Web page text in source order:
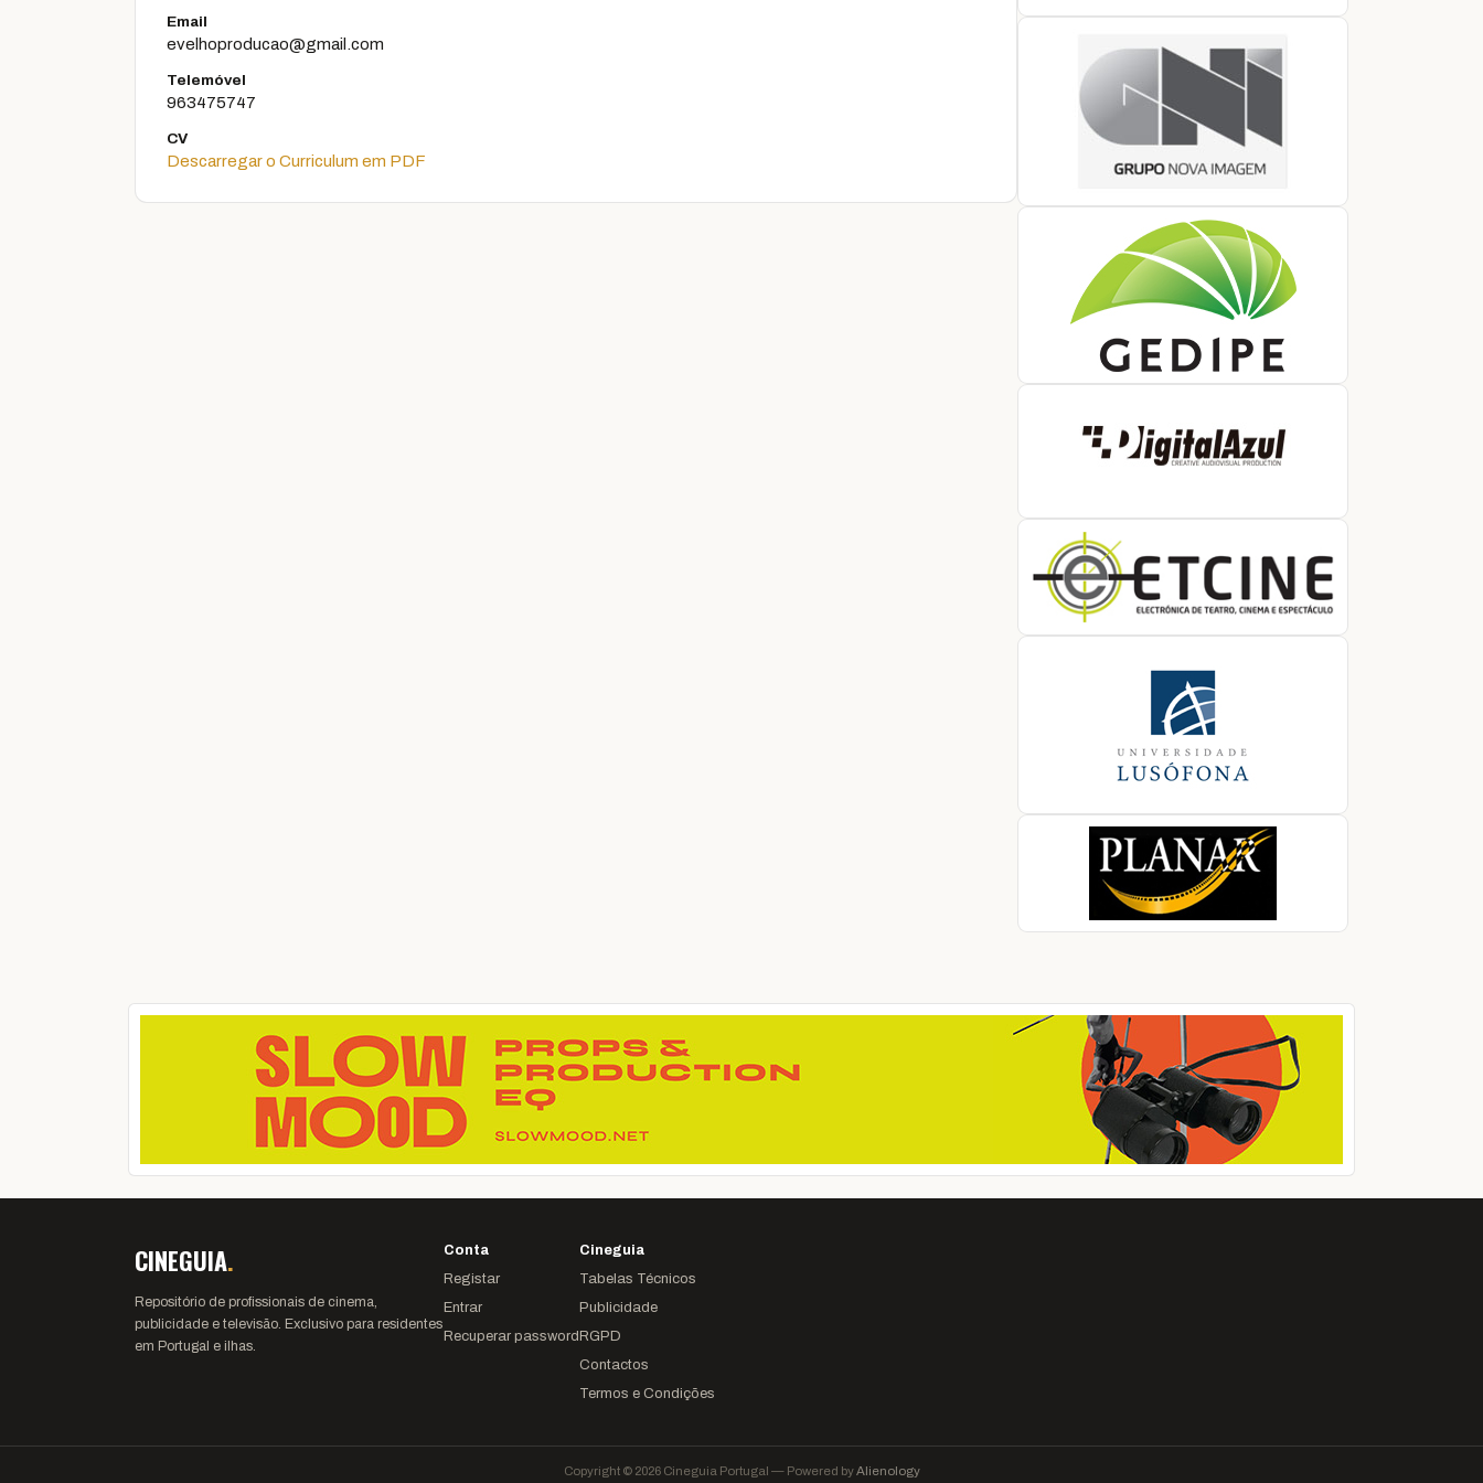
Email
evelhoproducao@gmail.com
Telemóvel
963475747
CV
Descarregar o Curriculum em PDF
CINEGUIA.
Repositório de profissionais de cinema,
publicidade e televisão. Exclusivo para residentes
em Portugal e ilhas.
Conta
Registar
Entrar
Recuperar password
Cineguia
Tabelas Técnicos
Publicidade
RGPD
Contactos
Termos e Condições
Copyright © 2026 Cineguia Portugal — Powered byAlienology